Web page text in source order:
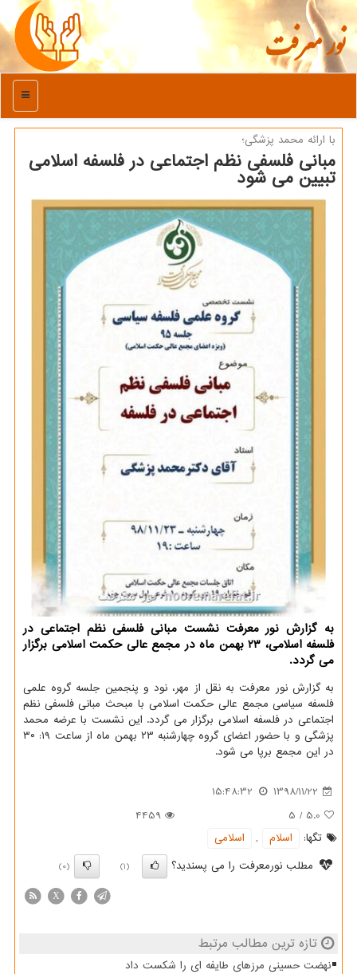
نور معرفت
منو
با ارائه محمد پزشگی؛
مبانی فلسفی نظم اجتماعی در فلسفه اسلامی
تبیین می شود
به گزارش نور معرفت نشست مبانی فلسفی نظم اجتماعی در
فلسفه اسلامی، ۲۳ بهمن ماه در مجمع عالی حكمت اسلامی برگزار
می گردد.
به گزارش نور معرفت به نقل از مهر، نود و پنجمین جلسه گروه علمی
فلسفه سیاسی مجمع عالی حكمت اسلامی با مبحث مبانی فلسفی نظم
اجتماعی در فلسفه اسلامی برگزار می گردد. این نشست با عرضه محمد
پزشگی و با حضور اعضای گروه چهارشنبه ۲۳ بهمن ماه از ساعت ۱۹: ۳۰
در این مجمع برپا می شود.
1398/11/22
15:48:32
5.0
/
5
4459
تگها:
اسلام ,
اسلامی
مطلب نورمعرفت را می پسندید؟
(1)
(0)
X
تازه ترین مطالب مرتبط
نهضت حسینی مرزهای طایفه ای را شکست داد